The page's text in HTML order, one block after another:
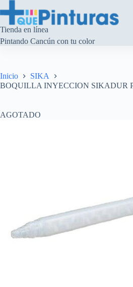
al
contenido
Tienda en línea
Pintando Cancún con tu color
Inicio
SIKA
BOQUILLA INYECCION SIKADUR
AGOTADO